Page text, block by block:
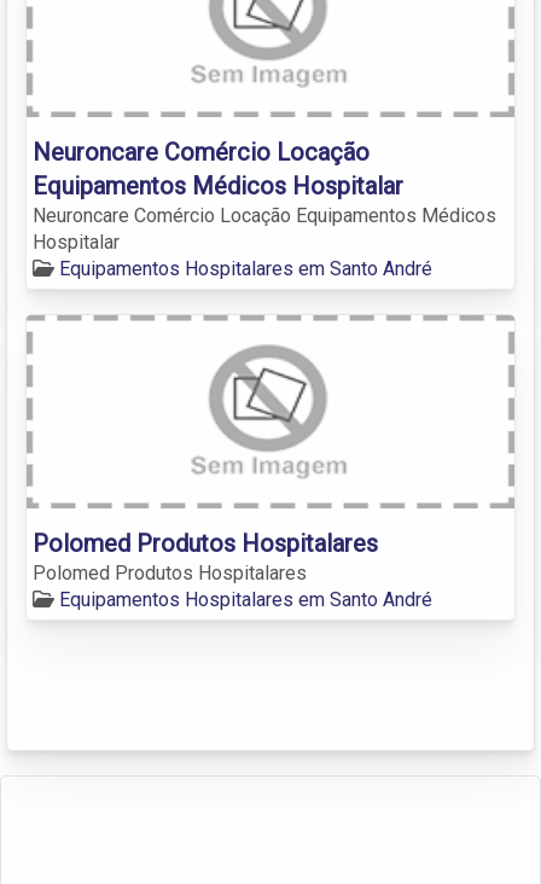
Neuroncare Comércio Locação
Equipamentos Médicos Hospitalar
Neuroncare Comércio Locação Equipamentos Médicos
Hospitalar
Equipamentos Hospitalares em Santo André
Polomed Produtos Hospitalares
Polomed Produtos Hospitalares
Equipamentos Hospitalares em Santo André